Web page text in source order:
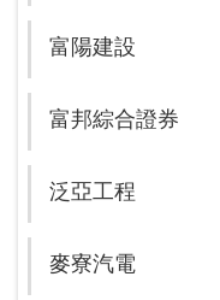
富陽建設
富邦綜合證券
泛亞工程
麥寮汽電